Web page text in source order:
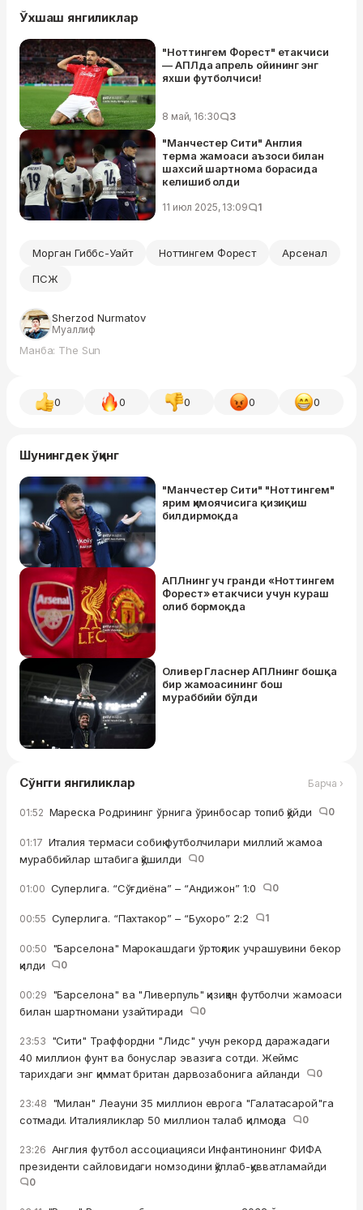
Ўхшаш янгиликлар
"Ноттингем Форест" етакчиси
— АПЛда апрель ойининг энг
яхши футболчиси!
8 май, 16:30 3
"Манчестер Сити" Англия
терма жамоаси аъзоси билан
шахсий шартнома борасида
келишиб олди
11 июл 2025, 13:09 1
Морган Гиббс-Уайт Ноттингем Форест
Арсенал
ПСЖ
Sherzod Nurmatov
Муаллиф
Манба: The Sun
0 0 0 0 0
Шунингдек ўқинг
"Манчестер Сити" "Ноттингем"
ярим ҳимоячисига қизиқиш
билдирмоқда
АПЛнинг уч гранди «Ноттингем
Форест» етакчиси учун кураш
олиб бормоқда
Оливер Гласнер АПЛнинг бошқа
бир жамоасининг бош
мураббийи бўлди
Сўнгги янгиликлар Барча ›
01:52 Мареска Родрининг ўрнига ўринбосар топиб қўйди 0
01:17 Италия термаси собиқ футболчилари миллий жамоа
мураббийлар штабига қўшилди
0
01:00 Суперлига. “Сўғдиёна” – “Андижон” 1:0 0
00:55 Суперлига. “Пахтакор” – “Бухоро” 2:2 1
00:50 "Барселона" Марокашдаги ўртоқлик учрашувини бекор
қилди
0
00:29 "Барселона" ва "Ливерпуль" қизиққан футболчи жамоаси
билан шартномани узайтиради
0
23:53 "Сити" Траффордни "Лидс" учун рекорд даражадаги
40 миллион фунт ва бонуслар эвазига сотди. Жеймс
тарихдаги энг қиммат британ дарвозабонига айланди
0
23:48 "Милан" Леауни 35 миллион еврога "Галатасарой"га
сотмади. Италияликлар 50 миллион талаб қилмоқда
0
23:26 Англия футбол ассоциацияси Инфантинонинг ФИФА
президенти сайловидаги номзодини қўллаб-қувватламайди
0